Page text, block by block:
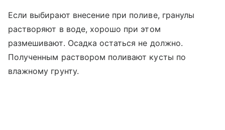
Если выбирают внесение при поливе, гранулы
растворяют в воде, хорошо при этом
размешивают. Осадка остаться не должно.
Полученным раствором поливают кусты по
влажному грунту.